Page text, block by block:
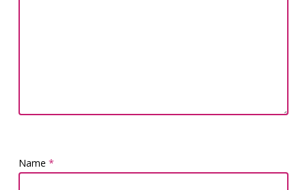
Name *